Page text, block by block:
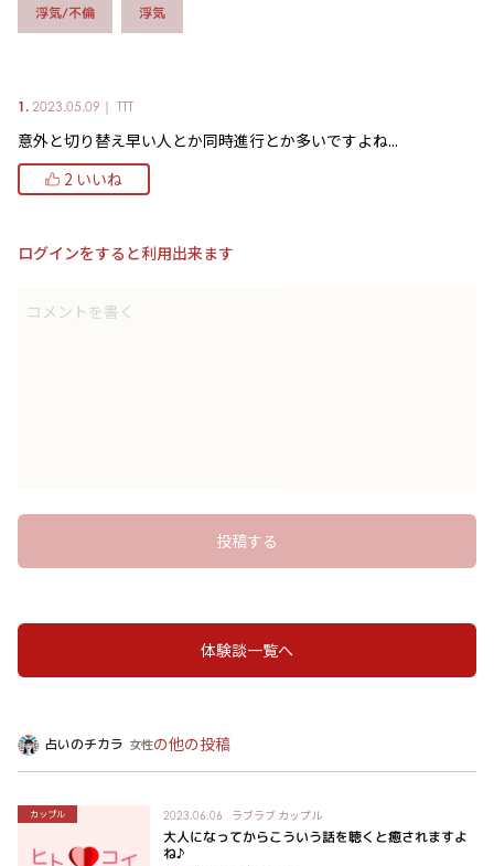
浮気/不倫 浮気
1. 2023.05.09｜ TTT
意外と切り替え早い人とか同時進行とか多いですよね...
2 いいね
ログインをすると利用出来ます
コメントを書く
投稿する
体験談一覧へ
占いのチカラ 女性の他の投稿
カップル 2023.06.06 ラブラブ カップル
大人になってからこういう話を聴くと癒されますよ
ね♪